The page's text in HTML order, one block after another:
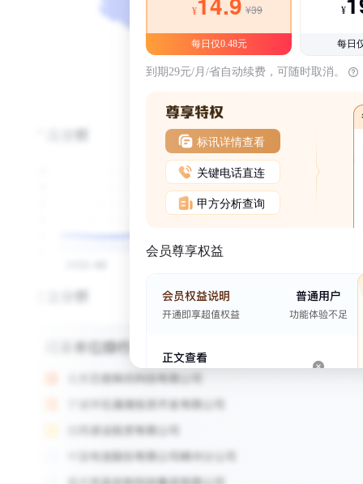
¥ ¥39
每日仅0.48元
¥
每日
到期29元/月/省自动续费，可随时取消。
标讯详情查看
关键电话直连
甲方分析查询
会员尊享权益